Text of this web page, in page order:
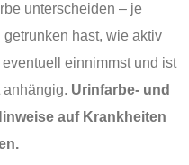
unterscheiden – je
hast, wie aktiv
einnimmst und ist
anhängig. Urinfarbe- und
auf Krankheiten